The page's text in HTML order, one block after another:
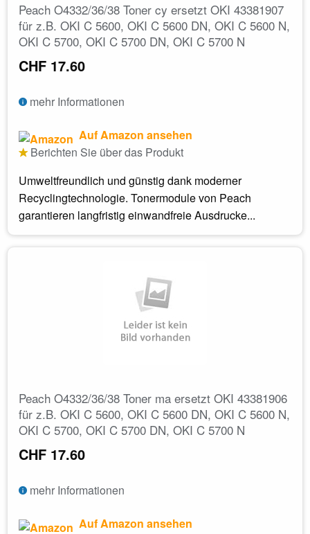
Peach O4332/36/38 Toner cy ersetzt OKI 43381907
für z.B. OKI C 5600, OKI C 5600 DN, OKI C 5600 N,
OKI C 5700, OKI C 5700 DN, OKI C 5700 N
CHF 17.60
mehr Informationen
Auf Amazon ansehen
Berichten Sie über das Produkt
Umweltfreundlich und günstig dank moderner
Recyclingtechnologie. Tonermodule von Peach
garantieren langfristig einwandfreie Ausdrucke...
Peach O4332/36/38 Toner ma ersetzt OKI 43381906
für z.B. OKI C 5600, OKI C 5600 DN, OKI C 5600 N,
OKI C 5700, OKI C 5700 DN, OKI C 5700 N
CHF 17.60
mehr Informationen
Auf Amazon ansehen